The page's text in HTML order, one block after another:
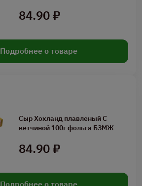
84.90 ₽
Подробнее о товаре
Сыр Хохланд плавленый С
ветчиной 100г фольга БЗМЖ
84.90 ₽